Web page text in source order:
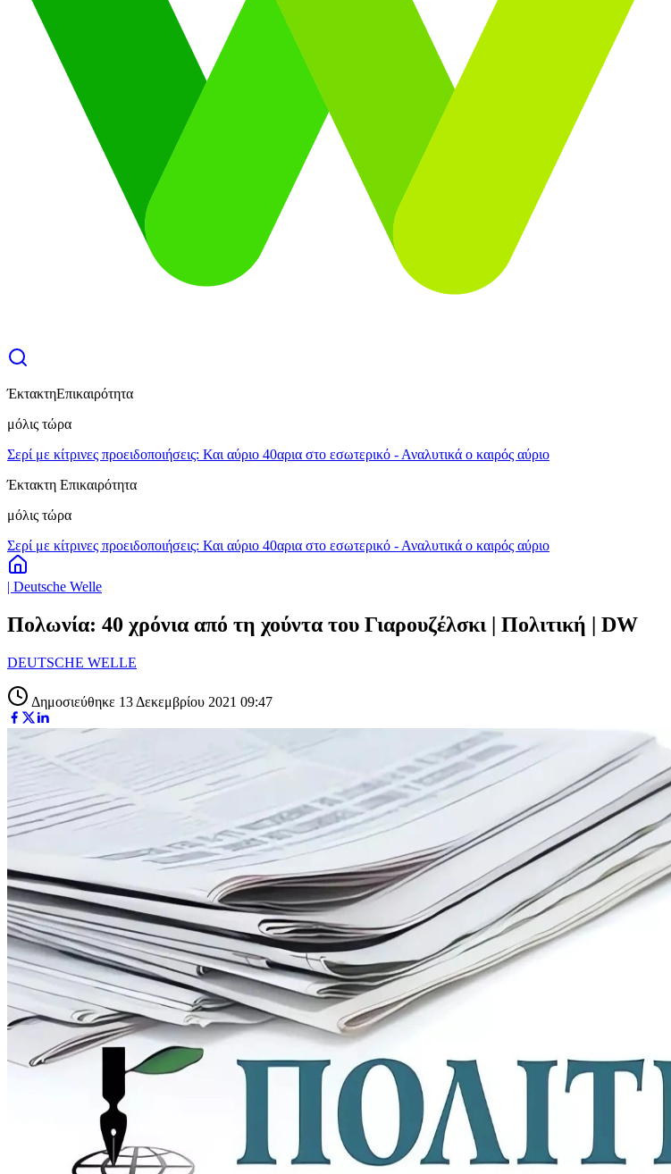
ΈκτακτηΕπικαιρότητα
μόλις τώρα
Σερί με κίτρινες προειδοποιήσεις: Και αύριο 40αρια στο εσωτερικό - Αναλυτικά ο καιρός αύριο
Έκτακτη Επικαιρότητα
μόλις τώρα
Σερί με κίτρινες προειδοποιήσεις: Και αύριο 40αρια στο εσωτερικό - Αναλυτικά ο καιρός αύριο
| Deutsche Welle
Πολωνία: 40 χρόνια από τη χούντα του Γιαρουζέλσκι | Πολιτική | DW
DEUTSCHE WELLE
Δημοσιεύθηκε 13 Δεκεμβρίου 2021 09:47